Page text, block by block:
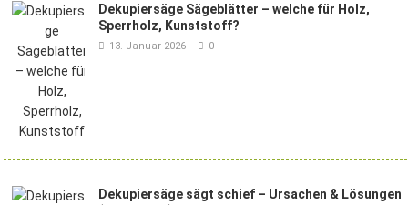
Dekupiersäge Sägeblätter – welche für Holz,
Sperrholz, Kunststoff?
13. Januar 2026 0
Dekupiersäge sägt schief – Ursachen & Lösungen